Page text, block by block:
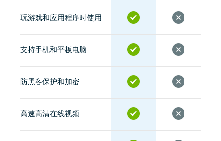
玩游戏和应用程序时使用
支持手机和平板电脑
防黑客保护和加密
高速高清在线视频